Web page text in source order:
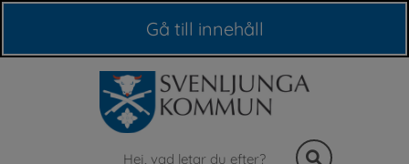
Gå till innehåll
Sök